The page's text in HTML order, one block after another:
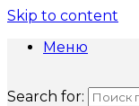
Skip to content
Меню
Search for: